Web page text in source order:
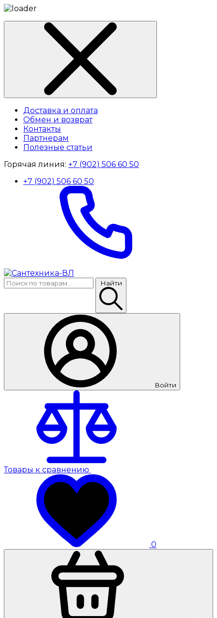
Доставка и оплата
Обмен и возврат
Контакты
Партнерам
Полезные статьи
Горячая линия: +7 (902) 506 60 50
+7 (902) 506 60 50
Найти
Войти
Товары к сравнению
0